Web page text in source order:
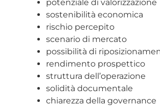
potenziale di valorizzazione
sostenibilità economica
rischio percepito
scenario di mercato
possibilità di
rendimento prospettico
struttura dell’operazione
solidità documentale
chiarezza della governance